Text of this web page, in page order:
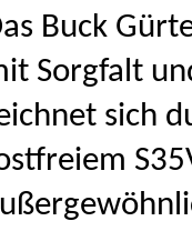
Buck
Sorgfalt
sich